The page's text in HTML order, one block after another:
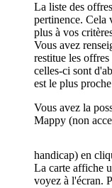
La liste des
pertinence. Cela
plus à vos
Vous avez
restitue les
celles-ci sont
est le plus
Vous avez la
Mappy (non
handicap) en
La carte affiche
voyez à l'écran.